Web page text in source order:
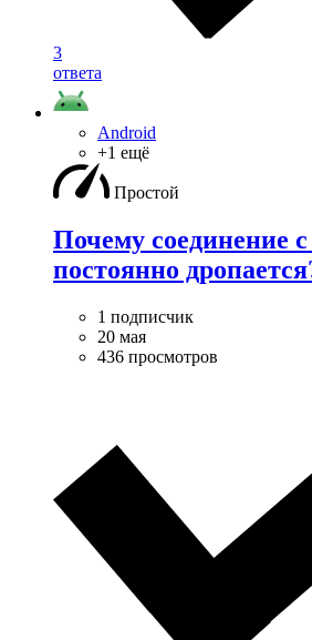
3
ответа
Android
+1 ещё
Простой
Почему соединение
постоянно
1 подписчик
20 мая
436 просмотров